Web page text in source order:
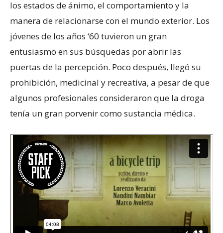
los estados de ánimo, el comportamiento y la
manera de relacionarse con el mundo exterior. Los
jóvenes de los años ‘60 tuvieron un gran
entusiasmo en sus búsquedas por abrir las
puertas de la percepción. Poco después, llegó su
prohibición, medicinal y recreativa, a pesar de que
algunos profesionales consideraron que la droga
tenía un gran porvenir como sustancia médica.